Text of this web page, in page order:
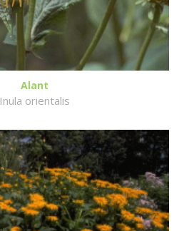
Alant
Inula orientalis